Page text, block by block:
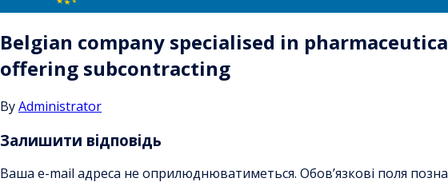
Belgian company specialised in
offering subcontracting
ByAdministrator
Залишити відповідь
Ваша e-mail адреса не оприлюднюватиметься. Обов’язкові поля